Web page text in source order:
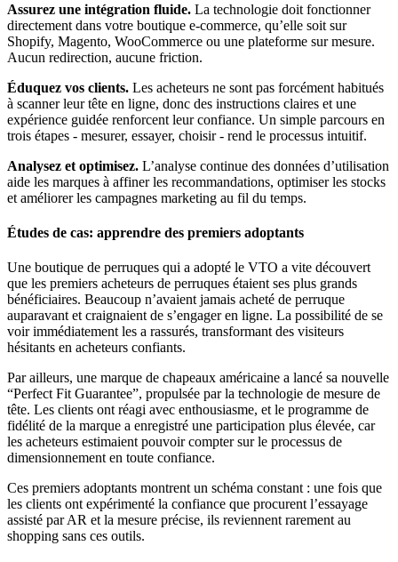
Assurez une intégration fluide. La technologie doit fonctionner
directement dans votre boutique e-commerce, qu’elle soit sur
Shopify, Magento, WooCommerce ou une plateforme sur mesure.
Aucun redirection, aucune friction.
Éduquez vos clients. Les acheteurs ne sont pas forcément habitués
à scanner leur tête en ligne, donc des instructions claires et une
expérience guidée renforcent leur confiance. Un simple parcours en
trois étapes - mesurer, essayer, choisir - rend le processus intuitif.
Analysez et optimisez. L’analyse continue des données d’utilisation
aide les marques à affiner les recommandations, optimiser les stocks
et améliorer les campagnes marketing au fil du temps.
Études de cas: apprendre des premiers adoptants
Une boutique de perruques qui a adopté le VTO a vite découvert
que les premiers acheteurs de perruques étaient ses plus grands
bénéficiaires. Beaucoup n’avaient jamais acheté de perruque
auparavant et craignaient de s’engager en ligne. La possibilité de se
voir immédiatement les a rassurés, transformant des visiteurs
hésitants en acheteurs confiants.
Par ailleurs, une marque de chapeaux américaine a lancé sa nouvelle
“Perfect Fit Guarantee”, propulsée par la technologie de mesure de
tête. Les clients ont réagi avec enthousiasme, et le programme de
fidélité de la marque a enregistré une participation plus élevée, car
les acheteurs estimaient pouvoir compter sur le processus de
dimensionnement en toute confiance.
Ces premiers adoptants montrent un schéma constant : une fois que
les clients ont expérimenté la confiance que procurent l’essayage
assisté par AR et la mesure précise, ils reviennent rarement au
shopping sans ces outils.